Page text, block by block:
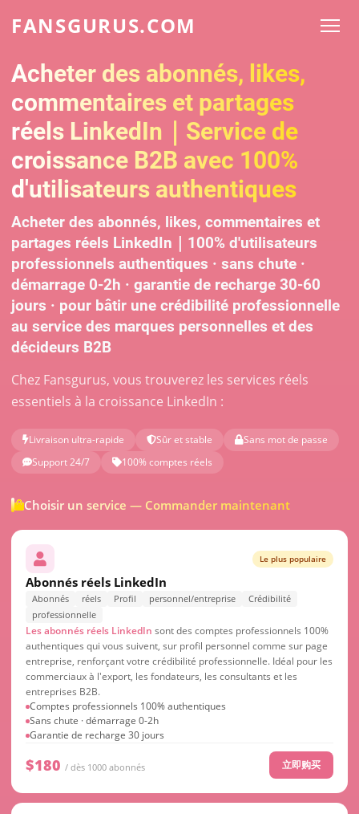
FANSGURUS.COM
Acheter des abonnés, likes,
commentaires et partages
réels LinkedIn｜Service de
croissance B2B avec 100%
d'utilisateurs authentiques
Acheter des abonnés, likes, commentaires et
partages réels LinkedIn｜100% d'utilisateurs
professionnels authentiques · sans chute ·
démarrage 0-2h · garantie de recharge 30-60
jours · pour bâtir une crédibilité professionnelle
au service des marques personnelles et des
décideurs B2B
Chez Fansgurus, vous trouverez les services réels
essentiels à la croissance LinkedIn :
Livraison ultra-rapide Sûr et stable
Sans mot de passe
Support 24/7
100% comptes réels
Choisir un service — Commander maintenant
Le plus populaire
Abonnés réels LinkedIn
Abonnés réels Profil personnel/entreprise
Crédibilité
professionnelle
Les abonnés réels LinkedIn sont des comptes professionnels 100%
authentiques qui vous suivent, sur profil personnel comme sur page
entreprise, renforçant votre crédibilité professionnelle. Idéal pour les
commerciaux à l'export, les fondateurs, les consultants et les
entreprises B2B.
Comptes professionnels 100% authentiques
Sans chute · démarrage 0-2h
Garantie de recharge 30 jours
$180 / dès 1000 abonnés 立即购买